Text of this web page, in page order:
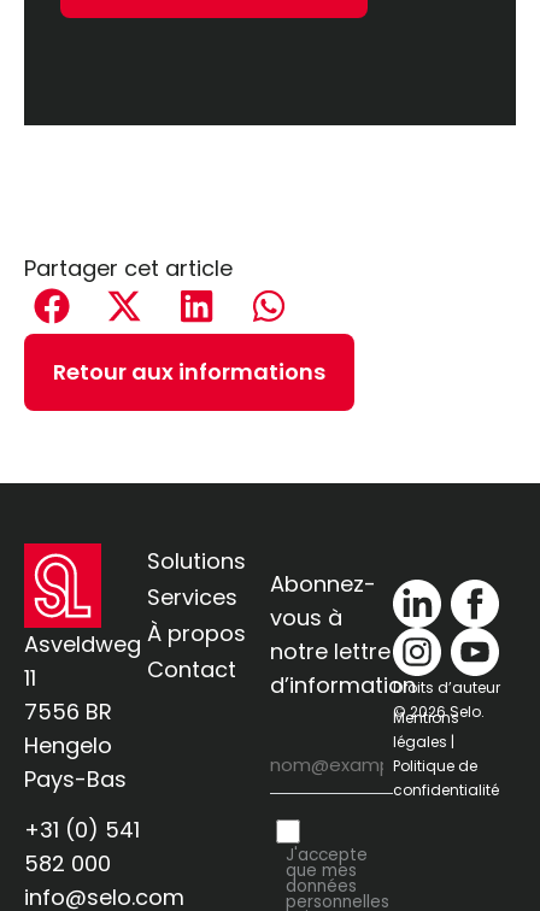
Partager cet article
Retour aux informations
Asveldweg
11
7556 BR
Hengelo
Pays-Bas
+31 (0) 541
582 000
info@selo.com
Solutions
Services
À propos
Contact
Abonnez-
vous à
notre lettre
d’information
Privacy
J'accepte
que mes
données
personnelles
Droits d’auteur
© 2026 Selo.
Mentions
légales |
Politique de
confidentialité